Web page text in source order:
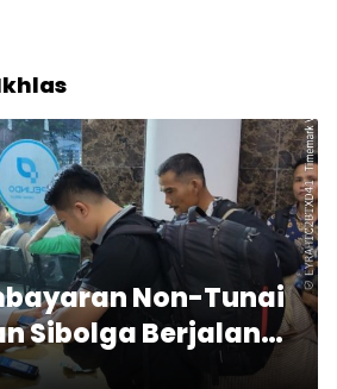
Non-Tunai
Sibolga Berjalan